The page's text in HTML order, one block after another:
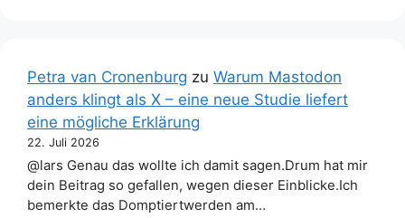
Petra van Cronenburg zu Warum Mastodon
anders klingt als X – eine neue Studie liefert
eine mögliche Erklärung
22. Juli 2026
@lars Genau das wollte ich damit sagen.Drum hat mir
dein Beitrag so gefallen, wegen dieser Einblicke.Ich
bemerkte das Domptiertwerden am…